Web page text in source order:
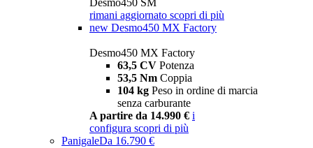
Desmo450 SM
rimani aggiornato scopri di più
new Desmo450 MX Factory
Desmo450 MX Factory
63,5 CV Potenza
53,5 Nm Coppia
104 kg Peso in ordine di marcia
senza carburante
A partire da 14.990 € i
configura scopri di più
PanigaleDa 16.790 €